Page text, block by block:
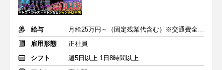
給与
月給25万円～（固定残業代含む）※交通費全額支給
雇用形態
正社員
シフト
週5日以上 1日8時間以上